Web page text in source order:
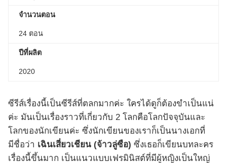
จำนวนตอน
24 ตอน
ปีที่ผลิต
2020
ซีรีส์เรื่องนี้เป็นซีรีส์ที่ตลกมากค่ะ ใครได้ดูก็ต้องขำเป็นแน่
ค่ะ มันเป็นเรื่องราวที่เกี่ยวกับ 2 โลกคือโลกปัจจุบันและ
โลกของนักเขียนค่ะ ซึ่งนักเขียนของเราก็เป็นนางเอกที่
มีชื่อว่า เฉินเสี่ยวเชียน (จ้าวลู่ซือ) ซึ่งเธอก็เขียนบทละคร
เรื่องนี้ขึ้นมาก เป็นแนวแบบเฟรมินิสต์ที่มีผู้หญิงเป็นใหญ่